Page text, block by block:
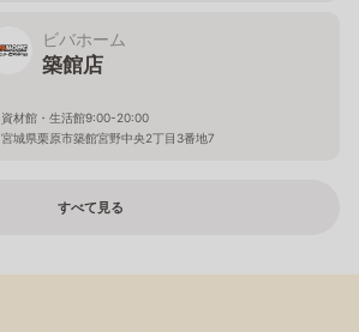
ビバホーム
築館店
資材館・生活館9:00-20:00
宮城県栗原市築館宮野中央2丁目3番地7
すべて見る